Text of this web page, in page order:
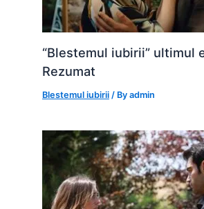
“Blestemul iubirii” ultimul
Rezumat
Blestemul iubirii / Byadmin